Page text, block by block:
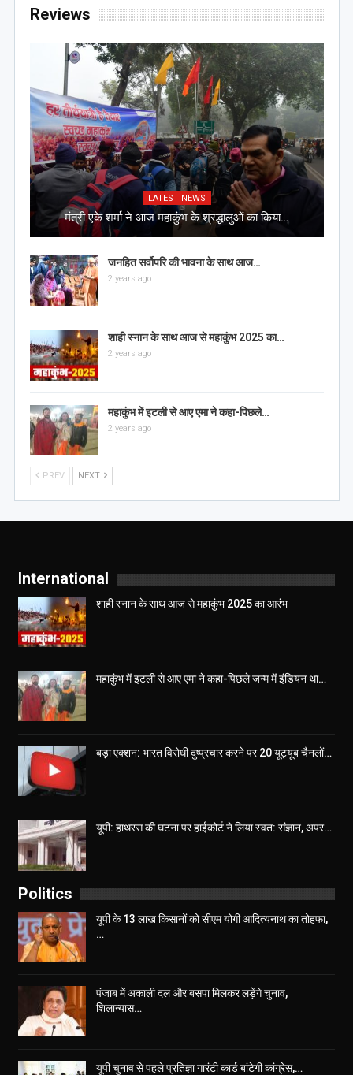
Reviews
LATEST NEWS
मंत्री एके शर्मा ने आज महाकुंभ के श्रद्धालुओं का किया…
जनहित सर्वोपरि की भावना के साथ आज…
2 years ago
शाही स्नान के साथ आज से महाकुंभ 2025 का…
2 years ago
महाकुंभ में इटली से आए एमा ने कहा-पिछले…
2 years ago
PREV NEXT
International
शाही स्नान के साथ आज से महाकुंभ 2025 का आरंभ
महाकुंभ में इटली से आए एमा ने कहा-पिछले जन्म में इंडियन था…
बड़ा एक्शन: भारत विरोधी दुष्प्रचार करने पर 20 यूट्यूब चैनलों…
यूपी: हाथरस की घटना पर हाईकोर्ट ने लिया स्वत: संज्ञान, अपर…
Politics
यूपी के 13 लाख किसानों को सीएम योगी आद‍ित्‍यनाथ का तोहफा,
…
पंजाब में अकाली दल और बसपा मिलकर लड़ेंगे चुनाव,
शिलान्यास…
यूपी चुनाव से पहले प्रतिज्ञा गारंटी कार्ड बांटेगी कांग्रेस,…